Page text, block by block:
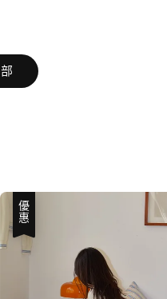
優惠